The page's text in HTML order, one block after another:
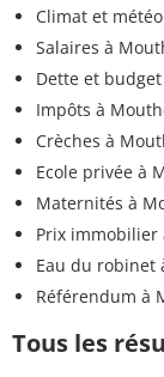
Climat et
Salaires à
Dette et
Impôts à
Crèches à
Ecole privée à
Maternités à
Prix immobilier
Eau du robinet
Référendum à
Tous les